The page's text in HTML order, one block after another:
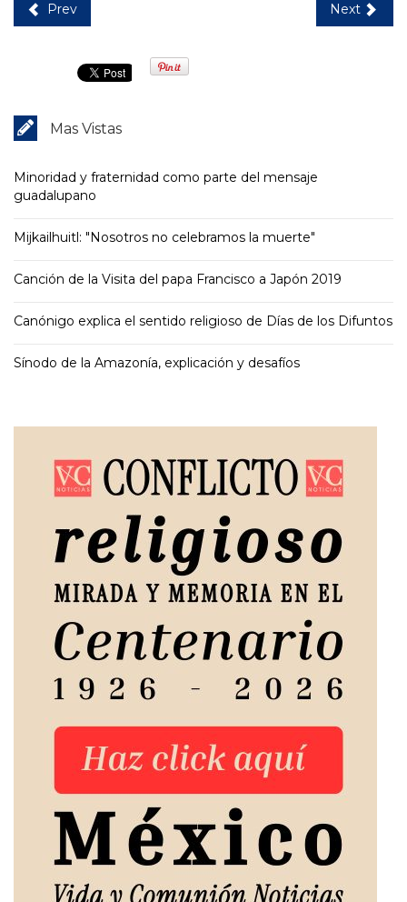
Prev Next
Mas Vistas
Minoridad y fraternidad como parte del mensaje
guadalupano
Mijkailhuitl: "Nosotros no celebramos la muerte"
Canción de la Visita del papa Francisco a Japón 2019
Canónigo explica el sentido religioso de Días de los Difuntos
Sínodo de la Amazonía, explicación y desafíos